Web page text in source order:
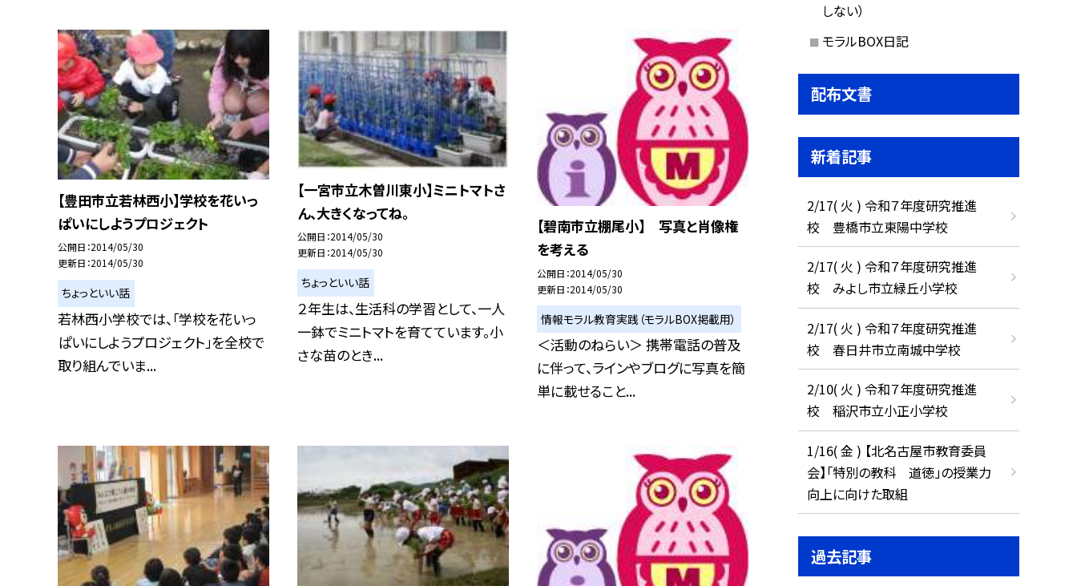
【豊田市立若林西小】学校を花いっ
ぱいにしようプロジェクト
公開日 2014/05/30
更新日 2014/05/30
ちょっといい話
若林西小学校では、「学校を花いっ
ぱいにしようプロジェクト」を全校で
取り組んでいま...
【一宮市立木曽川東小】ミニトマトさ
ん、大きくなってね。
公開日 2014/05/30
更新日 2014/05/30
ちょっといい話
２年生は、生活科の学習として、一人
一鉢でミニトマトを育てています。小
さな苗のとき...
【碧南市立棚尾小】 写真と肖像権
を考える
公開日 2014/05/30
更新日 2014/05/30
情報モラル教育実践（モラルBOX掲載用）
＜活動のねらい＞ 携帯電話の普及
に伴って、ラインやブログに写真を簡
単に載せること...
しない）
モラルBOX日記
配布文書
新着記事
2/17( 火 ) 令和７年度研究推進
校 豊橋市立東陽中学校
2/17( 火 ) 令和７年度研究推進
校 みよし市立緑丘小学校
2/17( 火 ) 令和７年度研究推進
校 春日井市立南城中学校
2/10( 火 ) 令和７年度研究推進
校 稲沢市立小正小学校
1/16( 金 ) 【北名古屋市教育委員
会】「特別の教科 道徳」の授業力
向上に向けた取組
過去記事